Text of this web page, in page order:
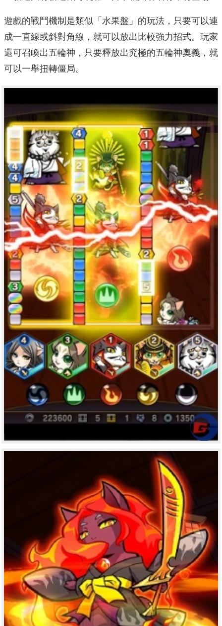
遊戲的戰鬥機制是類似「水果盤」的玩法，只要可以連
成一直線或斜對角線，就可以放出比較強力招式。玩家
還可召喚出五輪神，只要釋放出究極的五輪神奧義，就
可以一舉扭轉僵局。